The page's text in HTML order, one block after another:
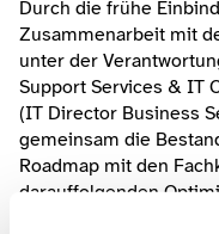
Durch die frühe
Zusammenarbeit mit
unter der
Support Services & IT
(IT Director Business
gemeinsam die
Roadmap mit den
darauffolgenden
Migration der